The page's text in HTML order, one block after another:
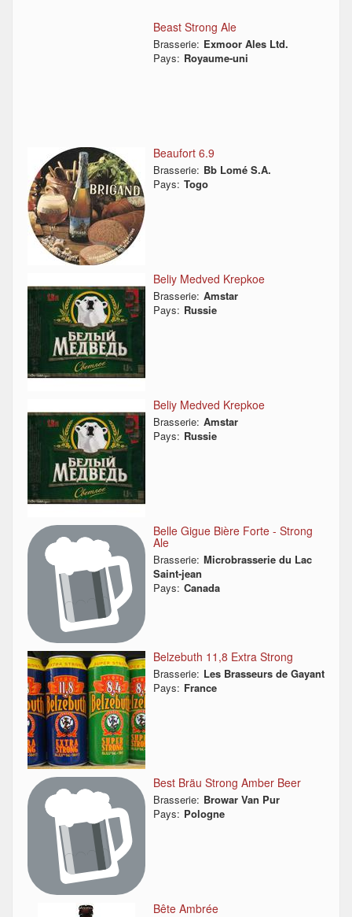
Beast Strong Ale
Brasserie: Exmoor Ales Ltd.
Pays: Royaume-uni
Beaufort 6.9
Brasserie: Bb Lomé S.A.
Pays: Togo
Beliy Medved Krepkoe
Brasserie: Amstar
Pays: Russie
Beliy Medved Krepkoe
Brasserie: Amstar
Pays: Russie
Belle Gigue Bière Forte - Strong
Ale
Brasserie: Microbrasserie du Lac
Saint-jean
Pays: Canada
Belzebuth 11,8 Extra Strong
Brasserie: Les Brasseurs de Gayant
Pays: France
Best Bräu Strong Amber Beer
Brasserie: Browar Van Pur
Pays: Pologne
Bête Ambrée